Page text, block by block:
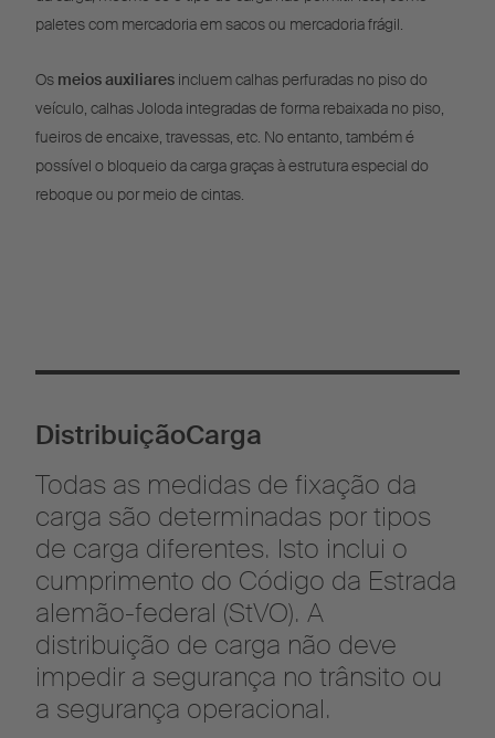
paletes com mercadoria em sacos ou mercadoria frágil.
Os meios auxiliares incluem calhas perfuradas no piso do
veículo, calhas Joloda integradas de forma rebaixada no piso,
fueiros de encaixe, travessas, etc. No entanto, também é
possível o bloqueio da carga graças à estrutura especial do
reboque ou por meio de cintas.
DistribuiçãoCarga
Todas as medidas de fixação da
carga são determinadas por tipos
de carga diferentes. Isto inclui o
cumprimento do Código da Estrada
alemão-federal (StVO). A
distribuição de carga não deve
impedir a segurança no trânsito ou
a segurança operacional.